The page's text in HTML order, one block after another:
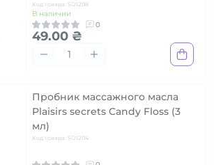
Код товара: SO1208
В наличии
0
49.00 ₴
Пробник массажного масла
Plaisirs secrets Candy Floss (3
мл)
Код товара: SO1204